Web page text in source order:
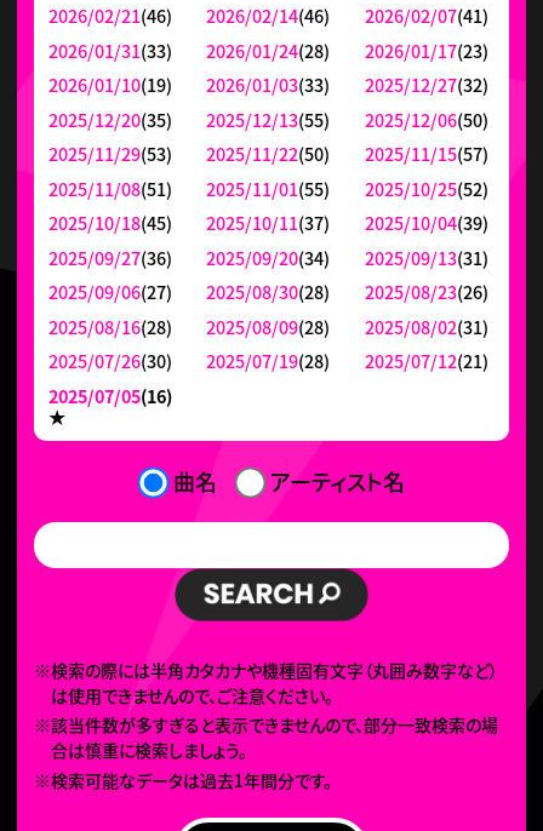
2026/02/21(46) 2026/02/14(46) 2026/02/07(41)
2026/01/31(33) 2026/01/24(28) 2026/01/17(23)
2026/01/10(19) 2026/01/03(33) 2025/12/27(32)
2025/12/20(35) 2025/12/13(55) 2025/12/06(50)
2025/11/29(53) 2025/11/22(50) 2025/11/15(57)
2025/11/08(51) 2025/11/01(55) 2025/10/25(52)
2025/10/18(45) 2025/10/11(37) 2025/10/04(39)
2025/09/27(36) 2025/09/20(34) 2025/09/13(31)
2025/09/06(27) 2025/08/30(28) 2025/08/23(26)
2025/08/16(28) 2025/08/09(28) 2025/08/02(31)
2025/07/26(30) 2025/07/19(28) 2025/07/12(21)
2025/07/05(16)
★
曲名 アーティスト名
※検索の際には半角カタカナや機種固有文字（丸囲み数字など）
は使用できませんので、ご注意ください。
※該当件数が多すぎると表示できませんので、部分一致検索の場
合は慎重に検索しましょう。
※検索可能なデータは過去1年間分です。